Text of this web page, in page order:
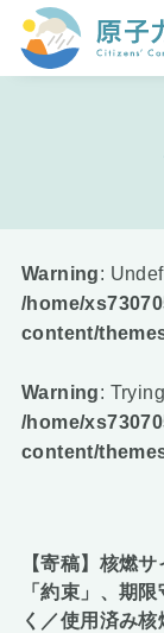
ホ
よ
核
ど
原
お知
Warning:
/home/
content/
Warning:
/home/
content/
【寄稿】核燃
「約束」、期
く／使用済み